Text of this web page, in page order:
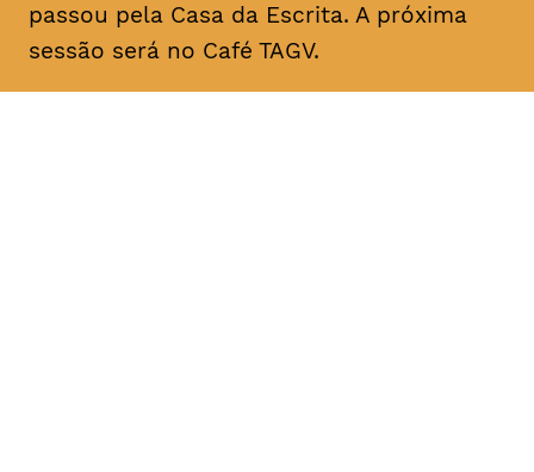
passou pela Casa da Escrita. A próxima
sessão será no Café TAGV.